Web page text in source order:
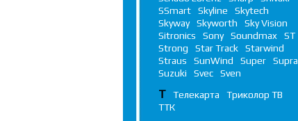
SSmart
Skyline
Skytech
Skyway
Skyworth
Sky Vision
Sitronics
Sony Soundmax
ST
Strong
Star Track
Starwind
Straus
SunWind Super
Supra
Suzuki
Svec Sven
Т Телекарта
Триколор ТВ
ТТК